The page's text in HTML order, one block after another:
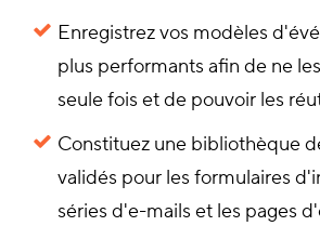
Enregistrez vos modèles
plus performants afin de ne
seule fois et de pouvoir les
Constituez une bibliothèque
validés pour les formulaires
séries d'e-mails et les pages